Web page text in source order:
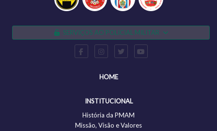
SERVIÇOS AO POLICIAL MILITAR
HOME
INSTITUCIONAL
História da PMAM
Missão, Visão e Valores